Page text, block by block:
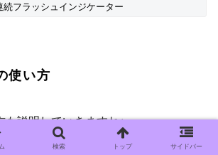
続フラッシュインジケーター
使い方
も説明していきますね♪
検索 トップ サイドバー